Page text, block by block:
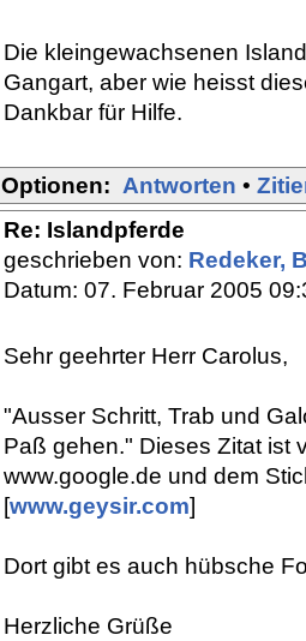
Die kleingewachsenen
Gangart, aber wie heisst
Dankbar für Hilfe.
Optionen: Antworten •
Re: Islandpferde
geschrieben von: Redeker,
Datum: 07. Februar 2005
Sehr geehrter Herr Carolus,
"Ausser Schritt, Trab und
Paß gehen." Dieses Zitat ist
www.google.de und dem
[www.geysir.com]
Dort gibt es auch hübsche
Herzliche Grüße